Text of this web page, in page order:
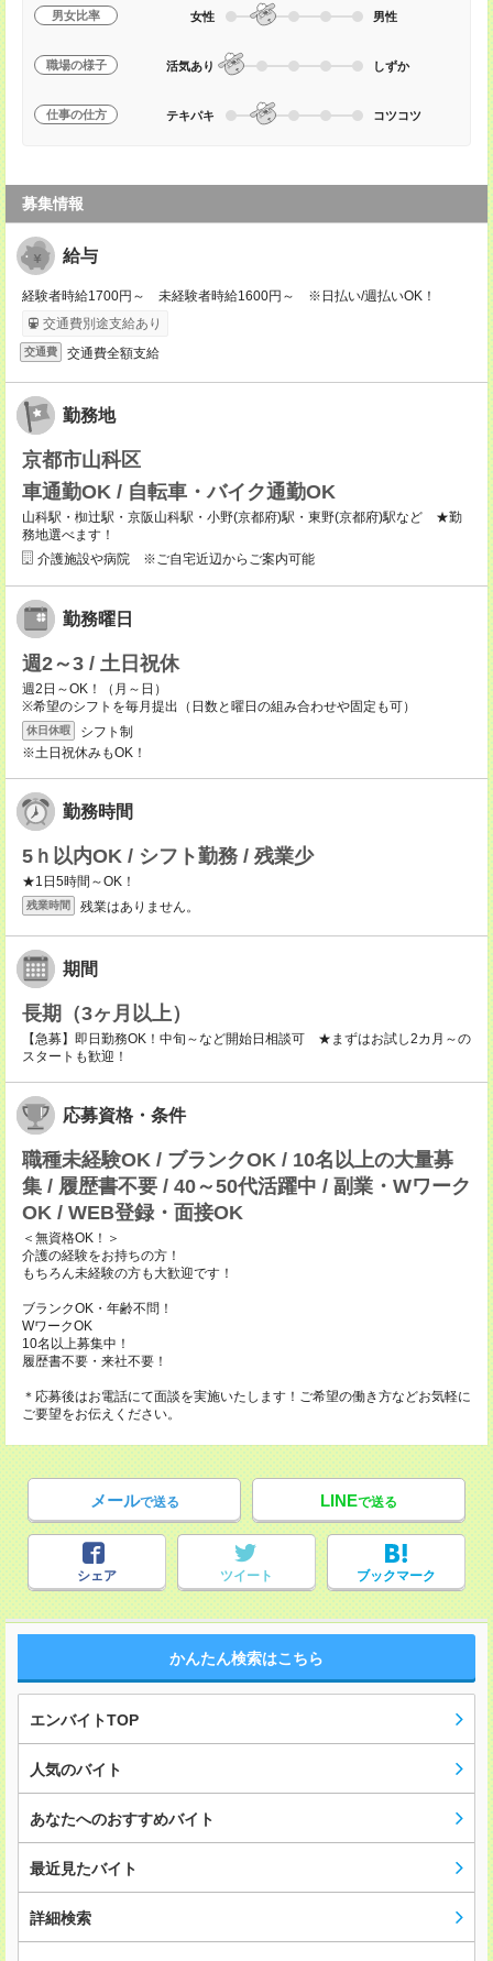
男女比率 女性 男性
職場の様子 活気あり しずか
仕事の仕方 テキパキ コツコツ
募集情報
給与
経験者時給1700円～ 未経験者時給1600円～ ※日払い/週払いOK！
交通費別途支給あり
交通費 交通費全額支給
勤務地
京都市山科区
車通勤OK / 自転車・バイク通勤OK
山科駅・椥辻駅・京阪山科駅・小野(京都府)駅・東野(京都府)駅など ★勤
務地選べます！
介護施設や病院 ※ご自宅近辺からご案内可能
勤務曜日
週2～3 / 土日祝休
週2日～OK！（月～日）
※希望のシフトを毎月提出（日数と曜日の組み合わせや固定も可）
休日休暇
シフト制
※土日祝休みもOK！
勤務時間
5ｈ以内OK / シフト勤務 / 残業少
★1日5時間～OK！
残業時間 残業はありません。
期間
長期（3ヶ月以上）
【急募】即日勤務OK！中旬～など開始日相談可 ★まずはお試し2カ月～の
スタートも歓迎！
応募資格・条件
職種未経験OK / ブランクOK / 10名以上の大量募
集 / 履歴書不要 / 40～50代活躍中 / 副業・Wワーク
OK / WEB登録・面接OK
＜無資格OK！＞
介護の経験をお持ちの方！
もちろん未経験の方も大歓迎です！
ブランクOK・年齢不問！
WワークOK
10名以上募集中！
履歴書不要・来社不要！
＊応募後はお電話にて面談を実施いたします！ご希望の働き方などお気軽に
ご要望をお伝えください。
メールで送る LINEで送る
シェア ツイート ブックマーク
かんたん検索はこちら
エンバイトTOP
人気のバイト
あなたへのおすすめバイト
最近見たバイト
詳細検索